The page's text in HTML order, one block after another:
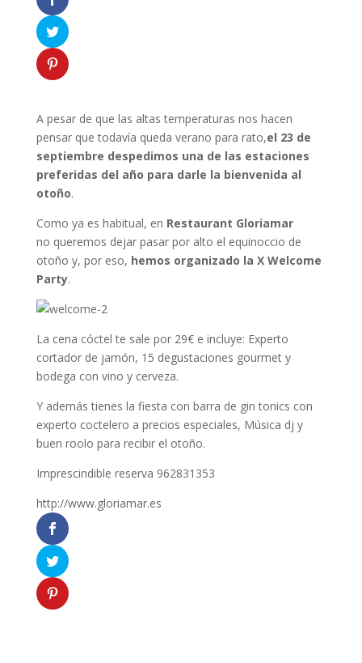
A pesar de que las altas temperaturas nos hacen
pensar que todavía queda verano para rato,el 23 de
septiembre despedimos una de las estaciones
preferidas del año para darle la bienvenida al
otoño.
Como ya es habitual, en Restaurant Gloriamar
no queremos dejar pasar por alto el equinoccio de
otoño y, por eso, hemos organizado la X Welcome
Party.
La cena cóctel te sale por 29€ e incluye: Experto
cortador de jamón, 15 degustaciones gourmet y
bodega con vino y cerveza.
Y además tienes la fiesta con barra de gin tonics con
experto coctelero a precios especiales, Música dj y
buen roolo para recibir el otoño.
Imprescindible reserva 962831353
http://www.gloriamar.es